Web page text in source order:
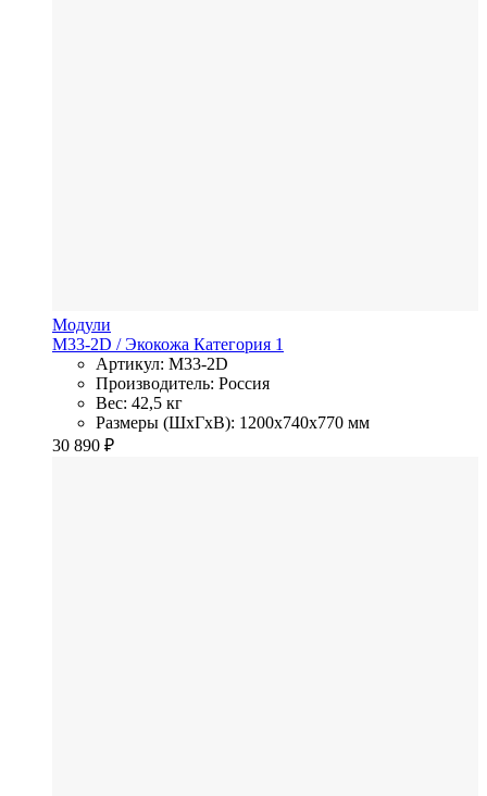
Модули
M33-2D / Экокожа Категория 1
Артикул: M33-2D
Производитель: Россия
Вес: 42,5 кг
Размеры (ШхГхВ): 1200x740x770 мм
30 890 ₽